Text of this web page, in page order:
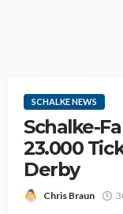
SCHALKE NEWS
Schalke-
23.000
Derby
Chris Braun